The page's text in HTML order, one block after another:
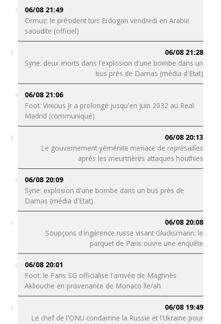
06/08 21:49
Ormuz: le président turc Erdogan vendredi en Arabie
saoudite (officiel)
06/08 21:28
Syrie: deux morts dans l'explosion d'une bombe dans un
bus près de Damas (média d'Etat)
06/08 21:06
Foot: Vinicius Jr a prolongé jusqu'en juin 2032 au Real
Madrid (communiqué)
06/08 20:13
Le gouvernement yéménite menace de représailles
après les meurtrières attaques houthies
06/08 20:09
Syrie: explosion d'une bombe dans un bus près de
Damas (média d'Etat)
06/08 20:08
Soupçons d'ingérence russe visant Glucksmann: le
parquet de Paris ouvre une enquête
06/08 20:01
Foot: le Paris SG officialise l'arrivée de Maghnès
Akliouche en provenance de Monaco lle/ah
06/08 19:49
Le chef de l'ONU condamne la Russie et l'Ukraine pour